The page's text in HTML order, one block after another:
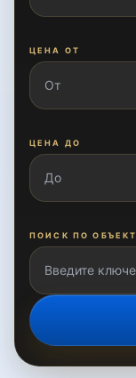
ЦЕНА ОТ
ЦЕНА ДО
ПОИСК ПО